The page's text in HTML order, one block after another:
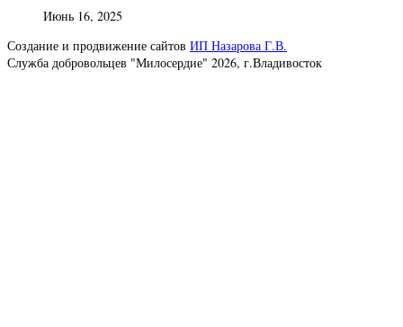
Июнь 16, 2025
Создание и продвижение сайтов ИП Назарова Г.В.
Служба добровольцев "Милосердие" 2026, г.Владивосток